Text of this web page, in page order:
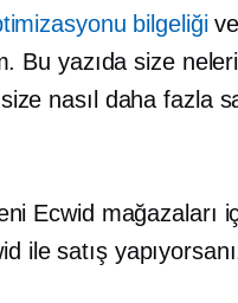
bilgeliği
Bu yazıda size
nasıl daha fazla
Ecwid mağazaları
ile satış